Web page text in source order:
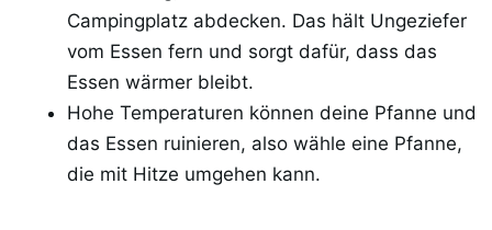
Campingplatz abdecken. Das hält Ungeziefer
vom Essen fern und sorgt dafür, dass das
Essen wärmer bleibt.
Hohe Temperaturen können deine Pfanne und
das Essen ruinieren, also wähle eine Pfanne,
die mit Hitze umgehen kann.